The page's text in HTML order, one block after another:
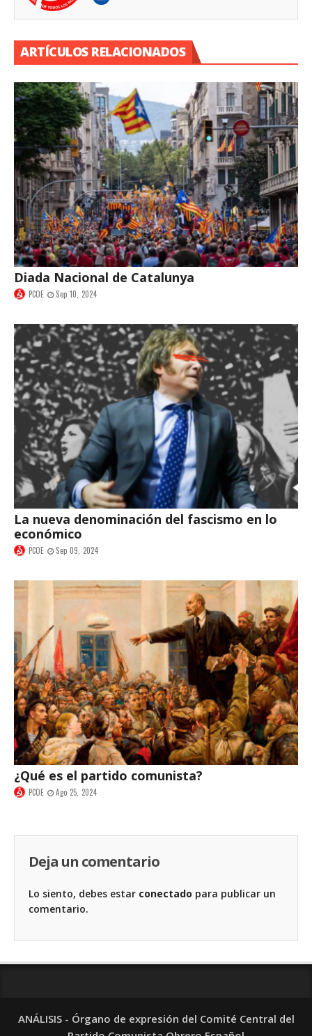
ARTÍCULOS RELACIONADOS
Diada Nacional de Catalunya
PCOE Sep 10, 2024
La nueva denominación del fascismo en lo
económico
PCOE Sep 09, 2024
¿Qué es el partido comunista?
PCOE Ago 25, 2024
Deja un comentario
Lo siento, debes estar conectado para publicar un
comentario.
ANÁLISIS - Órgano de expresión del Comité Central del